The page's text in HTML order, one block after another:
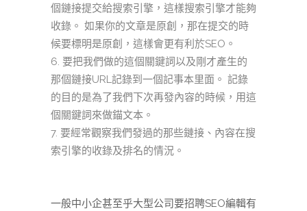
個鏈接提交給搜索引擎，這樣搜索引擎才能夠
收錄。 如果你的文章是原創，那在提交的時
候要標明是原創，這樣會更有利於SEO。
要把我們做的這個關鍵詞以及剛才產生的
那個鏈接URL記錄到一個記事本里面。 記錄
的目的是為了我們下次再發內容的時候，用這
個關鍵詞來做錨文本。
要經常觀察我們發過的那些鏈接、內容在搜
索引擎的收錄及排名的情況。
一般中小企甚至乎大型公司要招聘SEO編輯有